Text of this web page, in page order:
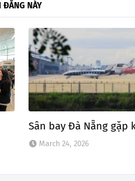
ĐĂNG NÀY
Sân bay Đà Nẵng gặp
March 24, 2026